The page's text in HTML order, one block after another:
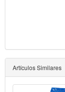
Artículos Similares